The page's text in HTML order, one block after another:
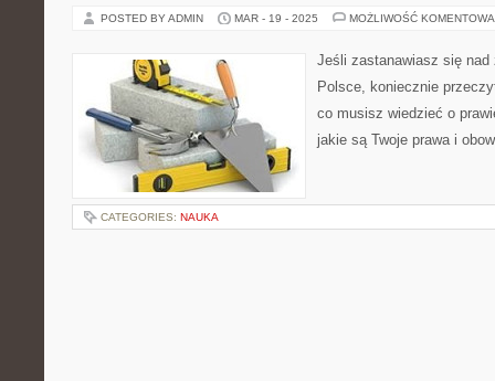
POSTED BY ADMIN MAR - 19 - 2025 MOŻLIWOŚĆ
Jeśli zastanawiasz się
Polsce, koniecznie
co musisz wiedzieć o
jakie są Twoje prawa i
CATEGORIES: NAUKA